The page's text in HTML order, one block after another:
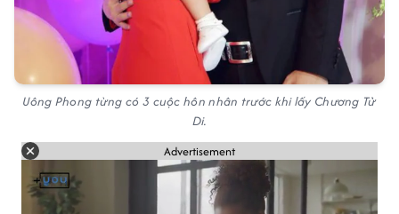
Uông Phong từng có 3 cuộc hôn nhân trước khi lấy Chương Tử
Di.
Advertisement